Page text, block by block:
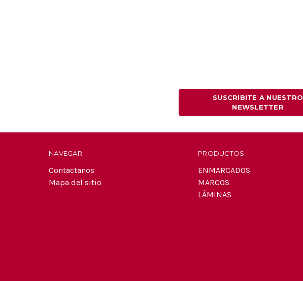
SUSCRIBITE A NUESTRO
NEWSLETTER
NAVEGAR
Contactanos
Mapa del sitio
PRODUCTOS
ENMARCADOS
MARCOS
LÁMINAS